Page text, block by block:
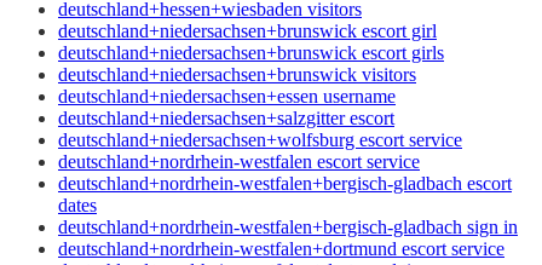
deutschland+hessen+wiesbaden visitors
deutschland+niedersachsen+brunswick escort girl
deutschland+niedersachsen+brunswick escort girls
deutschland+niedersachsen+brunswick visitors
deutschland+niedersachsen+essen username
deutschland+niedersachsen+salzgitter escort
deutschland+niedersachsen+wolfsburg escort service
deutschland+nordrhein-westfalen escort service
deutschland+nordrhein-westfalen+bergisch-gladbach escort
dates
deutschland+nordrhein-westfalen+bergisch-gladbach sign in
deutschland+nordrhein-westfalen+dortmund escort service